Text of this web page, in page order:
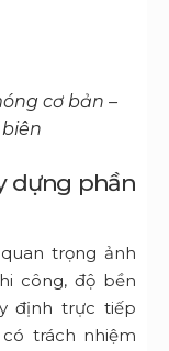
cơ bản –
dựng phần
trọng ảnh
công, độ bền
định trực tiếp
trách nhiệm